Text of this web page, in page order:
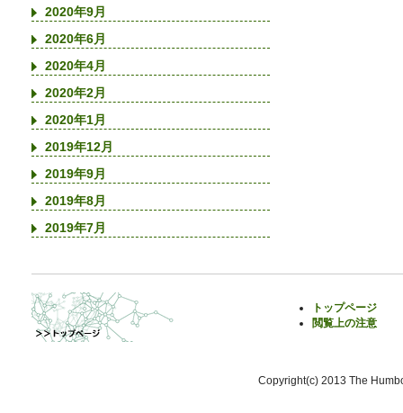
2020年9月
2020年6月
2020年4月
2020年2月
2020年1月
2019年12月
2019年9月
2019年8月
2019年7月
トップページ
閲覧上の注意
Copyright(c) 2013 The